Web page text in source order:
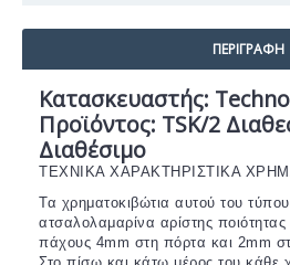
ΠΕΡΙΓΡΑΦΉ
Κατασκευαστής:
Προϊόντος: TSK/2
Διαθέσιμο
ΤΕΧΝΙΚΑ ΧΑΡΑΚΤΗΡΙΣΤΙΚΑ
Τα χρηματοκιβώτια αυτού του
ατσαλολαμαρίνα αρίστης
πάχους 4mm στη πόρτα και 2mm